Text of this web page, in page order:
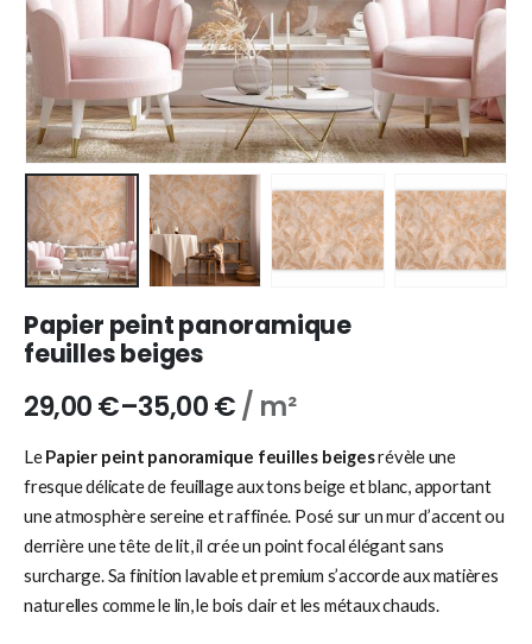
Papier peint panoramique
feuilles beiges
29,00€–35,00€/ m²
LePapier peint panoramique feuilles beigesrévèle une
fresque délicate de feuillage aux tons beige et blanc, apportant
une atmosphère sereine et raffinée. Posé sur un mur d’accent ou
derrière une tête de lit, il crée un point focal élégant sans
surcharge. Sa finition lavable et premium s’accorde aux matières
naturelles comme le lin, le bois clair et les métaux chauds.